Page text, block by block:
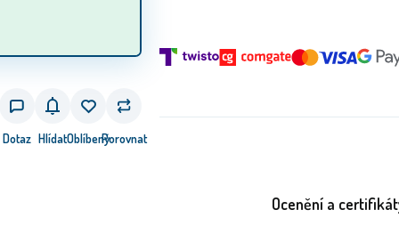
Dotaz HlídatOblíbenýPorovnat
Ocenění a